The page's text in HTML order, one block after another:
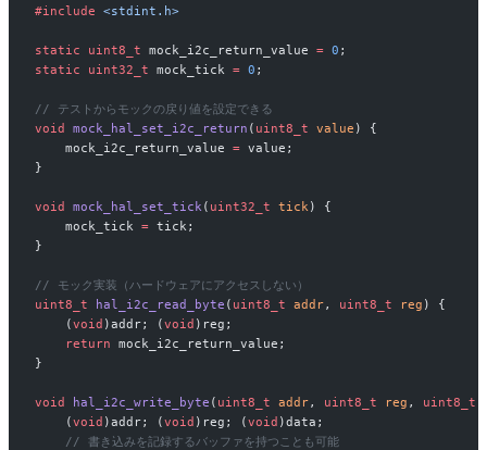
#include <stdint.h>
static uint8_t mock_i2c_return_value = 0 ;
static uint32_t mock_tick = 0 ;
// テストからモックの戻り値を設定できる
void
mock_hal_set_i2c_return ( uint8_t value ) {
    mock_i2c_return_value
= value;
}
void mock_hal_set_tick ( uint32_t tick ) {
    mock_tick
= tick;
}
// モック実装（ハードウェアにアクセスしない）
uint8_t hal_i2c_read_byte ( uint8_t addr, uint8_t reg ) {
    (
void )addr; ( void )reg;
    return
mock_i2c_return_value;
}
void hal_i2c_write_byte ( uint8_t addr, uint8_t reg , uint8_t
    (
void )addr; ( void )reg; ( void )data;
    // 書き込みを記録するバッファを持つことも可能